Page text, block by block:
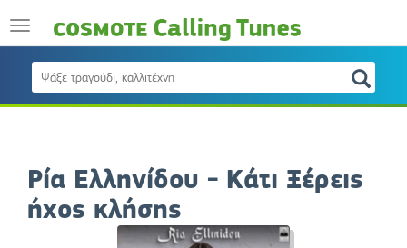
Ρία Ελληνίδου - Κάτι Ξέρεις
ήχος κλήσης